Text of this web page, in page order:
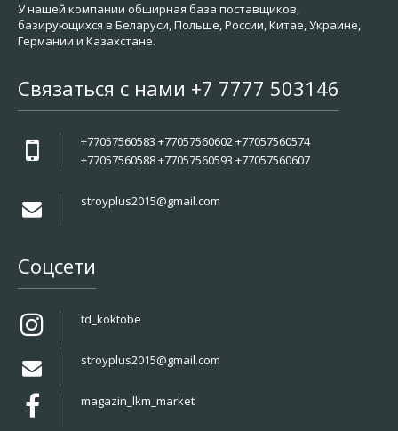
У нашей компании обширная база поставщиков,
базирующихся в Беларуси, Польше, России, Китае, Украине,
Германии и Казахстане.
Связаться с нами +7 7777 503146
+77057560583 +77057560602 +77057560574
+77057560588 +77057560593 +77057560607
stroyplus2015@gmail.com
Соцсети
td_koktobe
stroyplus2015@gmail.com
magazin_lkm_market